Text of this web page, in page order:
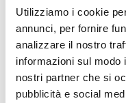
Utilizziamo i cookie
annunci, per fornire
analizzare il nostro
informazioni sul
nostri partner che si
pubblicità e social
CHIAMACI
0495224850
SCRIVICI
info@paperbagmachine-